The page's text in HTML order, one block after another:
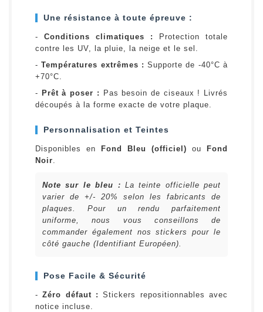
Une résistance à toute épreuve :
- Conditions climatiques :
Protection totale
contre les UV, la pluie, la neige et le sel.
-Températures extrêmes : Supporte de -40°C à
+70°C.
- Prêt à poser :
Pas besoin de ciseaux ! Livrés
découpés à la forme exacte de votre plaque.
Personnalisation et Teintes
Disponibles en Fond Bleu (officiel) ou
Fond
Noir.
Note sur le bleu : La teinte officielle peut
varier de +/- 20% selon les fabricants de
plaques. Pour un rendu parfaitement
uniforme, nous vous conseillons de
commander également nos stickers pour le
côté gauche (Identifiant Européen).
Pose Facile & Sécurité
-Zéro défaut : Stickers repositionnables avec
notice incluse.